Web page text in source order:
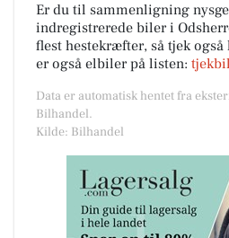
Er du til sammenligning
indregistrerede biler i
flest hestekræfter, så tjek
er også elbiler på listen:
Data er automatisk hentet fra
Bilhandel.
Kilde: Bilhandel